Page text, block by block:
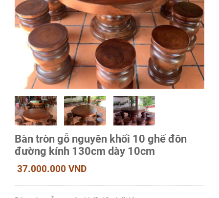
Bàn tròn gỗ nguyên khối 10 ghế đôn
đường kính 130cm dày 10cm
37.000.000 VND